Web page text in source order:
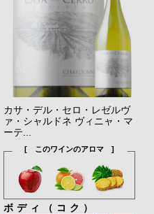
カサ・デル・セロ・レゼルヴ
ァ・シャルドネ ヴィニャ・マ
ーテ...
[ このワインのアロマ ]
ボディ（コク）